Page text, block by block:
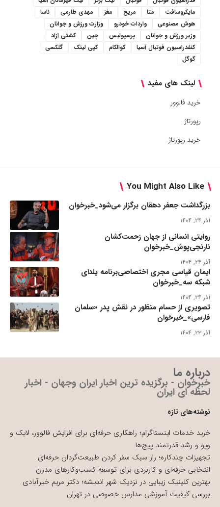
مایکروسافت
متا مریخ مغز مهدی طارمی
ناسا
هوش مصنوعی
واردات خودرو
وزارت ورزش و جوانان
وزیر ورزش و جوانان
پرسپولیس چین
کشتی آزاد
کنفدراسیون فوتبال آسیا
کوالکام کپی لینک
گلکسی
گوگل
لینک های مفید
خرید فالوور
رپورتاژ
خرید رپورتاژ
You Might Also Like
بزرگداشت جعفر دهقان برگزار می‌شود_خبرخوان
آذر ۲۴, ۱۴۰۴
روایتی انسانی از جهان زحمت‌کشان
نارنجی‌پوش_خبرخوان
آذر ۲۴, ۱۴۰۴
ایمان قیاسی مجری اختصاصی‌برنامه یلدای
شبکه سه_خبرخوان
آذر ۲۴, ۱۴۰۴
تصویری از حسام منظور در نقش پدر «سلمان
فارسی»_خبرخوان
آذر ۲۳, ۱۴۰۴
درباره ما
خبرخوان - برگزیده ترین اخبار ایران وجهان - اخبار
لحظه ای ایران
نوشته‌های تازه
خرید خدمات اینستاگرام؛ راهکاری حرفه‌ای برای افزایش فالوور، لایک و
ویو و رشد قدرتمند پیج‌ها
تجهیزات چندکاره؛ راز سبک سفر کردن طبیعت‌گردان حرفه‌ای
انتخابی حرفه‌ای و کاربردی برای توسعه کسب‌وکارهای مدرن
بهترین کلینیک زیبایی در نزدیک شهر اندیشه؛ دکتر مریم خیرآبادی
بررسی کیفیت آموزشی مدارس خصوصی در تهران